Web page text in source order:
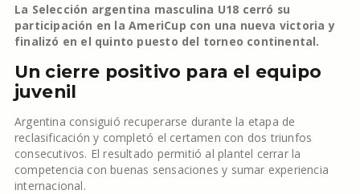
La Selección argentina masculina U18 cerró su
participación en la AmeriCup con una nueva victoria y
finalizó en el quinto puesto del torneo continental.
Un cierre positivo para el equipo
juvenil
Argentina consiguió recuperarse durante la etapa de
reclasificación y completó el certamen con dos triunfos
consecutivos. El resultado permitió al plantel cerrar la
competencia con buenas sensaciones y sumar experiencia
internacional.